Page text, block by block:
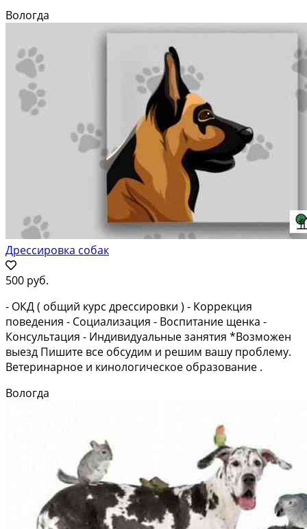
Вологда
Дрессировка собак
500 руб.
- ОКД ( общий курс дрессировки ) - Коррекция
поведения - Социализация - Воспитание щенка -
Консультация - Индивидуальные занятия *Возможен
выезд Пишите все обсудим и решим вашу проблему.
Ветеринарное и кинологическое образование .
Вологда